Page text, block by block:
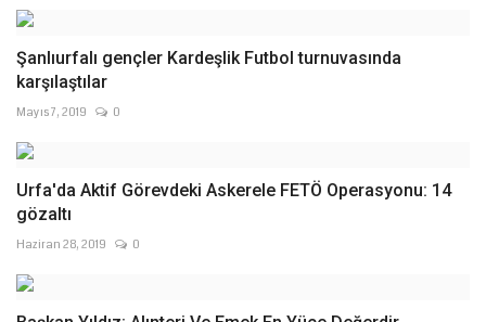
Şanlıurfalı gençler Kardeşlik Futbol turnuvasında
karşılaştılar
Mayıs 7, 2019 0
Urfa'da Aktif Görevdeki Askerele FETÖ Operasyonu: 14
gözaltı
Haziran 28, 2019 0